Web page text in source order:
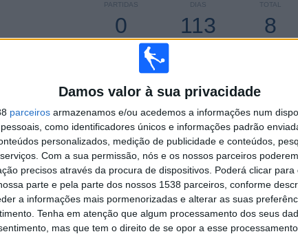
Damos valor à sua privacidade
parceiros armazenamos e/ou acedemos a informações num
como identificadores únicos e informações padrão
personalizados, medição de publicidade e conteúdos,
Com a sua permissão, nós e os nossos parceiros
precisos através da procura de dispositivos. Poderá clicar para
parte e pela parte dos nossos 1538 parceiros, conforme
a informações mais pormenorizadas e alterar as suas
Tenha em atenção que algum processamento dos seus
mas que tem o direito de se opor a esse
TOTAL
8
DIAS
113
PARTIDAS
0
CONSECUTIVOS
27
3
VS Monterrey
5
COMPETIÇÕES
RANKING POR COMPETIÇÕES